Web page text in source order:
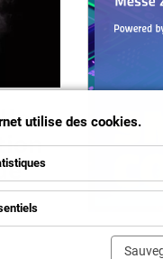
utilise des cookies.